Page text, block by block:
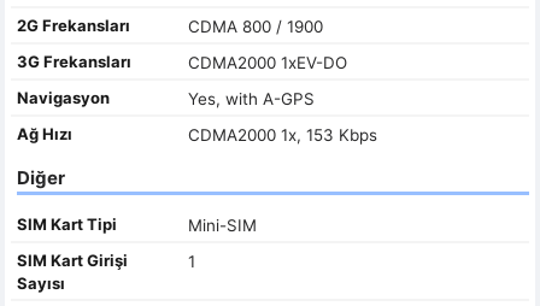
2G Frekansları
CDMA 800 / 1900
3G Frekansları
CDMA2000 1xEV-DO
Navigasyon
Yes, with A-GPS
Ağ Hızı
CDMA2000 1x, 153 Kbps
Diğer
SIM Kart Tipi
Mini-SIM
SIM Kart Girişi
Sayısı
1